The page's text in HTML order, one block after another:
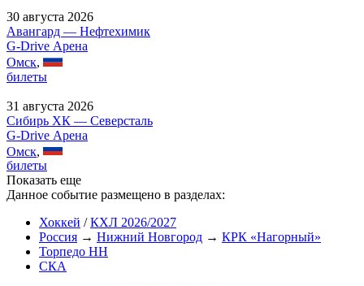
30 августа 2026
Авангард — Нефтехимик
G-Drive Арена
Омск,
билеты
31 августа 2026
Сибирь ХК — Северсталь
G-Drive Арена
Омск,
билеты
Показать еще
Данное событие размещено в разделах:
Хоккей /КХЛ 2026/2027
Россия → Нижний Новгород → КРК «Нагорный»
Торпедо НН
СКА